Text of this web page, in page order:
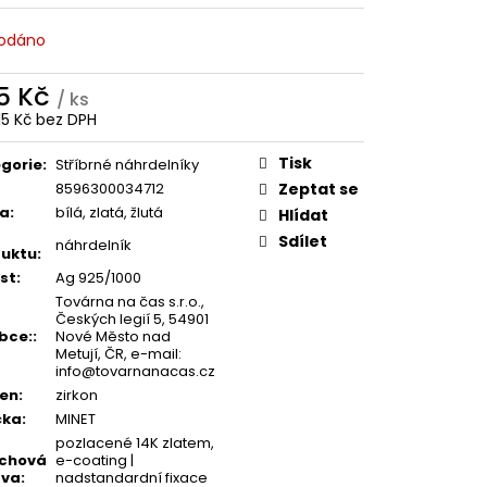
Kč / ks
Kč bez DPH
: Stříbrné náhrdelníky
8596300034712
:
bílá, zlatá, žlutá
:
náhrdelník
: Ag 925/1000
:
Továrna na čas s.r.o.,
Českých legií 5, 54901
Nové Město nad
Metují, ČR, e-mail:
info@tovarnanacas.cz
:
zirkon
:
MINET
:
pozlacené 14K zlatem,
e-coating |
nadstandardní fixace
Tisk
Zeptat se
Hlídat
Sdílet